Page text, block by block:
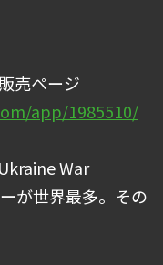
売ページ
app/1985510/
War
が世界最多。その